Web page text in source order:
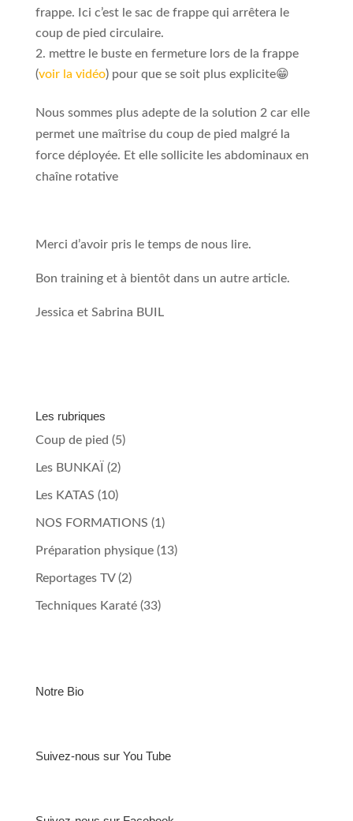
frappe. Ici c’est le sac de frappe qui arrêtera le
coup de pied circulaire.
mettre le buste en fermeture lors de la frappe
(voir la vidéo) pour que se soit plus explicite😁
Nous sommes plus adepte de la solution 2 car elle
permet une maîtrise du coup de pied malgré la
force déployée. Et elle sollicite les abdominaux en
chaîne rotative
Merci d’avoir pris le temps de nous lire.
Bon training et à bientôt dans un autre article.
Jessica et Sabrina BUIL
Les rubriques
Coup de pied (5)
Les BUNKAÏ (2)
Les KATAS (10)
NOS FORMATIONS (1)
Préparation physique(13)
Reportages TV(2)
Techniques Karaté(33)
Notre Bio
Suivez-nous sur You Tube